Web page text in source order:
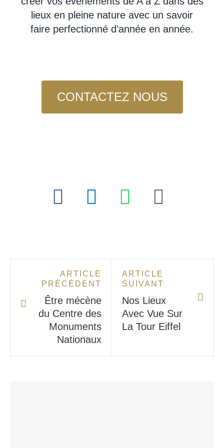
lieux en pleine nature avec un savoir
faire perfectionné d’année en année.
CONTACTEZ NOUS
ARTICLE
PRÉCÉDENT
Être mécène
du Centre des
Monuments
Nationaux
ARTICLE
SUIVANT
Nos Lieux
Avec Vue Sur
La Tour Eiffel